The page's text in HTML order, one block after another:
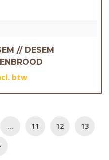
// DESEM
btw
… 11 12 13